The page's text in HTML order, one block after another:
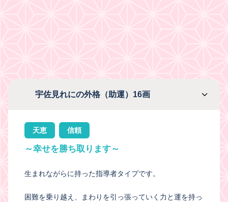
宇佐見れにの外格（助運）16画
天恵 信頼
～幸せを勝ち取ります～
生まれながらに持った指導者タイプです。
困難を乗り越え、まわりを引っ張っていく力と運を持っ